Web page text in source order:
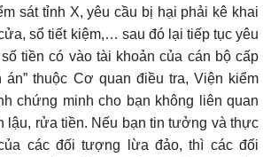
sát tỉnh X, yêu cầu bị hại phải kê khai
sổ tiết kiệm,… sau đó lại tiếp tục yêu
tiền có vào tài khoản của cán bộ cấp
án” thuộc Cơ quan điều tra, Viện kiểm
chứng minh cho bạn không liên quan
lậu, rửa tiền. Nếu bạn tin tưởng và thực
các đối tượng lừa đảo, thì các đối